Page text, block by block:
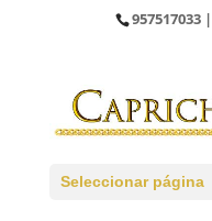
957517033
Seleccionar página